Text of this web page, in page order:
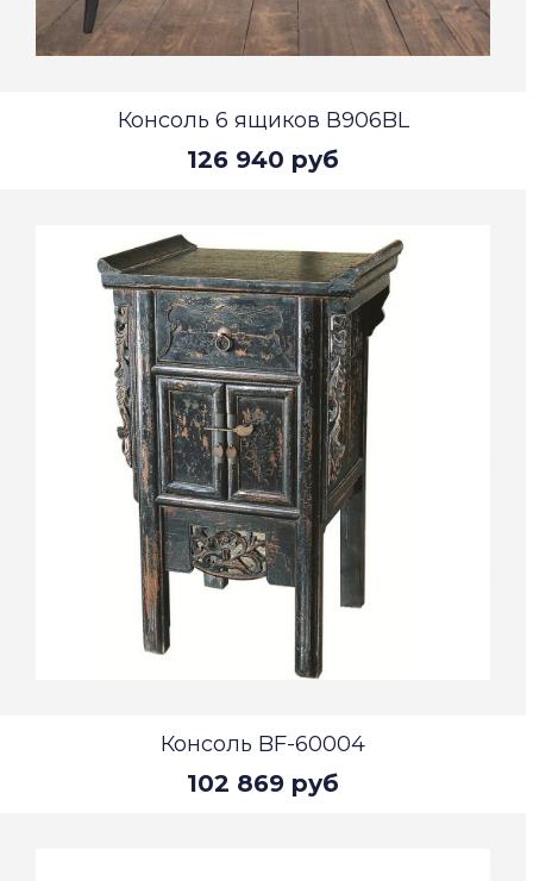
Консоль 6 ящиков В906BL
126 940 руб
Консоль BF-60004
102 869 руб